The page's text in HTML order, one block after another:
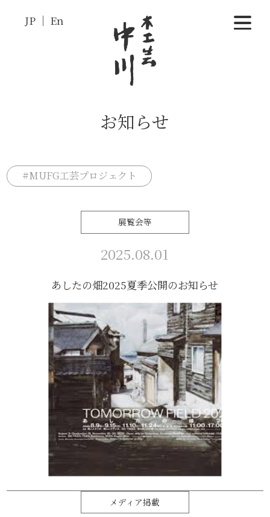
JP En
お知らせ
#MUFG工芸プロジェクト
展覧会等
2025.08.01
あしたの畑2025夏季公開のお知らせ
メディア掲載